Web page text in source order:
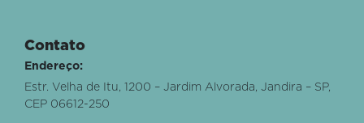
Contato
Endereço:
Estr. Velha de Itu, 1200 – Jardim Alvorada, Jandira – SP,
CEP 06612-250